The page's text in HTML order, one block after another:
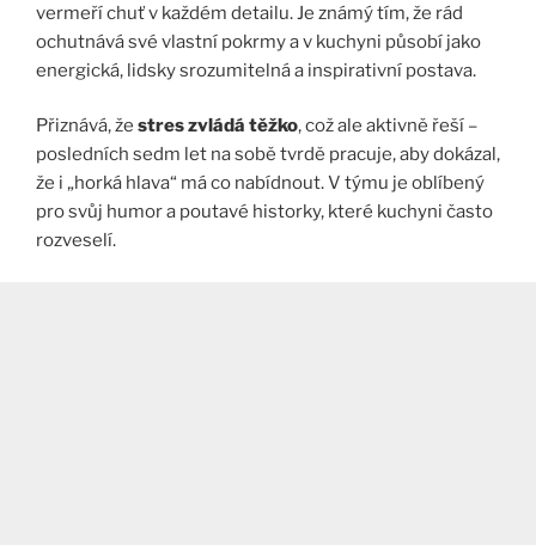
vermeří chuť v každém detailu. Je známý tím, že rád
ochutnává své vlastní pokrmy a v kuchyni působí jako
energická, lidsky srozumitelná a inspirativní postava.
Přiznává, že stres zvládá těžko, což ale aktivně řeší –
posledních sedm let na sobě tvrdě pracuje, aby dokázal,
že i „horká hlava“ má co nabídnout. V týmu je oblíbený
pro svůj humor a poutavé historky, které kuchyni často
rozveselí.